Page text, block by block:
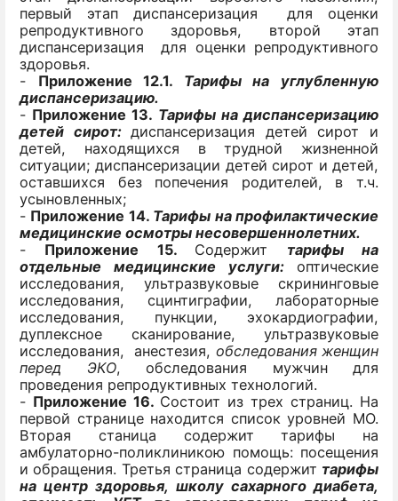
первый этап диспансеризация для оценки
репродуктивного здоровья, второй этап
диспансеризация для оценки репродуктивного
здоровья.
-
Приложение 12.1. Тарифы на углубленную
диспансеризацию.
- Приложение 13. Тарифы на диспансеризацию
детей сирот:диспансеризация детей сирот и
детей, находящихся в трудной жизненной
ситуации; диспансеризации детей сирот и детей,
оставшихся без попечения родителей, в т.ч.
усыновленных;
- Приложение 14. Тарифы на профилактические
медицинские осмотры несовершеннолетних.
-
Приложение 15. Содержит тарифы на
отдельные медицинские услуги: оптические
исследования, ультразвуковые скрининговые
исследования, сцинтиграфии, лабораторные
исследования, пункции, эхокардиографии,
дуплексное сканирование, ультразвуковые
исследования, анестезия, обследования женщин
перед ЭКО, обследования мужчин для
проведения репродуктивных технологий.
- Приложение 16. Состоит из трех страниц. На
первой странице находится список уровней МО.
Вторая станица содержит тарифы на
амбулаторно-поликлиникою помощь: посещения
и обращения. Третья страница содержит тарифы
на центр здоровья, школу сахарного диабета,